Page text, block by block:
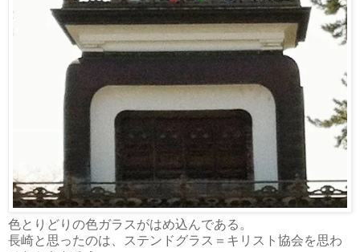
色とりどりの色ガラスがはめ込んである。
長崎と思ったのは、ステンドグラス＝キリスト協会を思わ